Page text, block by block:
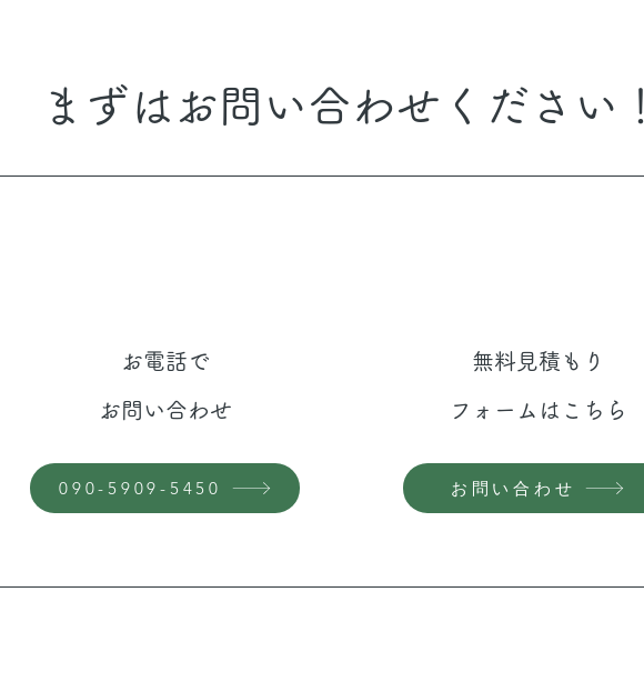
​まずはお問い合わせください！
​お電話で
お問い合わせ
090-5909-5450
​無料見積もり
フォームはこちら
お問い合わせ